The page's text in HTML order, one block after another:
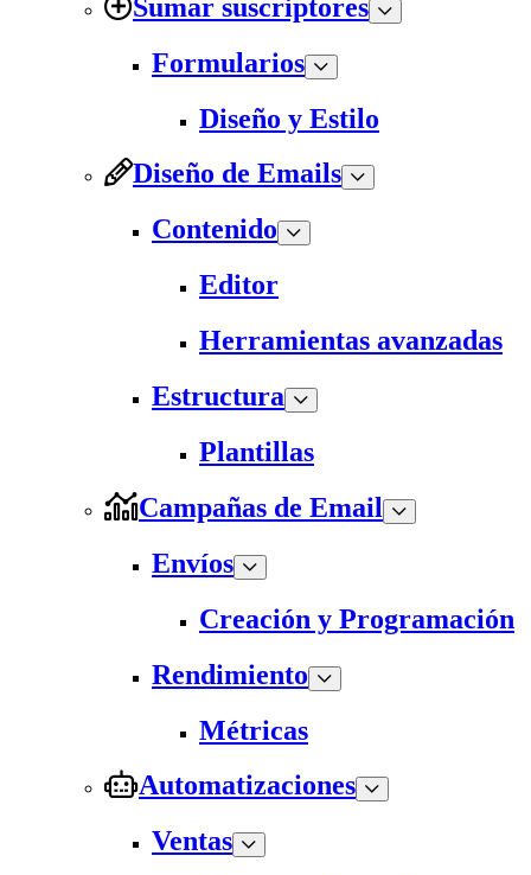
Sumar suscriptores
Formularios
Diseño y Estilo
Diseño de Emails
Contenido
Editor
Herramientas avanzadas
Estructura
Plantillas
Campañas de Email
Envíos
Creación y Programación
Rendimiento
Métricas
Automatizaciones
Ventas